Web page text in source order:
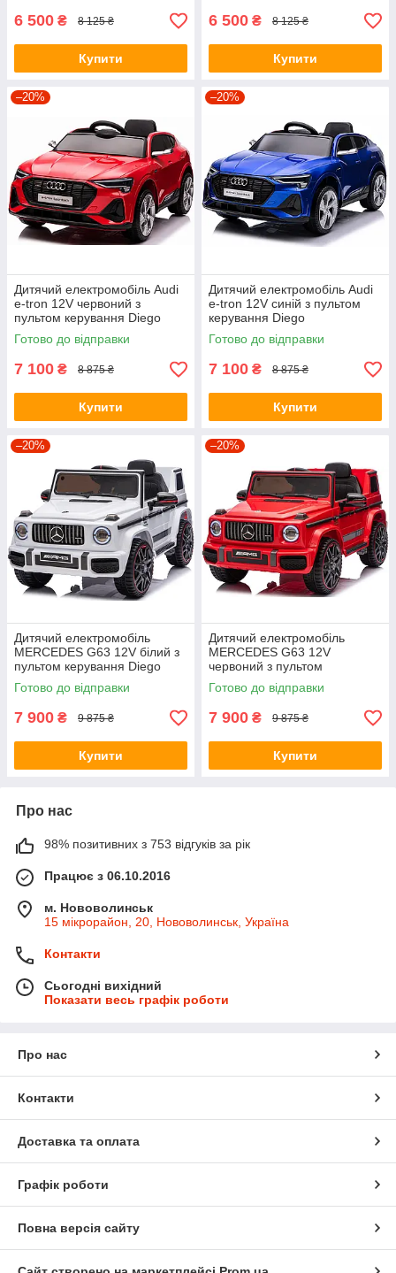
6 500 ₴ 8 125 ₴
Купити
6 500 ₴ 8 125 ₴
Купити
–20%
Дитячий електромобіль Audi
e-tron 12V червоний з
пультом керування Diego
Готово до відправки
7 100 ₴ 8 875 ₴
Купити
–20%
Дитячий електромобіль Audi
e-tron 12V синій з пультом
керування Diego
Готово до відправки
7 100 ₴ 8 875 ₴
Купити
–20%
Дитячий електромобіль
MERCEDES G63 12V білий з
пультом керування Diego
Готово до відправки
7 900 ₴ 9 875 ₴
Купити
–20%
Дитячий електромобіль
MERCEDES G63 12V
червоний з пультом
керування Diego
Готово до відправки
7 900 ₴ 9 875 ₴
Купити
Про нас
98% позитивних з 753 відгуків за рік
Працює з 06.10.2016
м. Нововолинськ
15 мікрорайон, 20, Нововолинськ, Україна
Контакти
Сьогодні вихідний
Показати весь графік роботи
Про нас
Контакти
Доставка та оплата
Графік роботи
Повна версія сайту